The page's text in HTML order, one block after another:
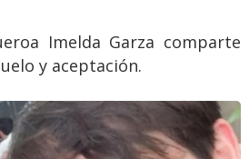
y aceptación.